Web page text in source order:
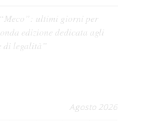
ultimi giorni per
edizione dedicata agli
di legalità”
Agosto 2026